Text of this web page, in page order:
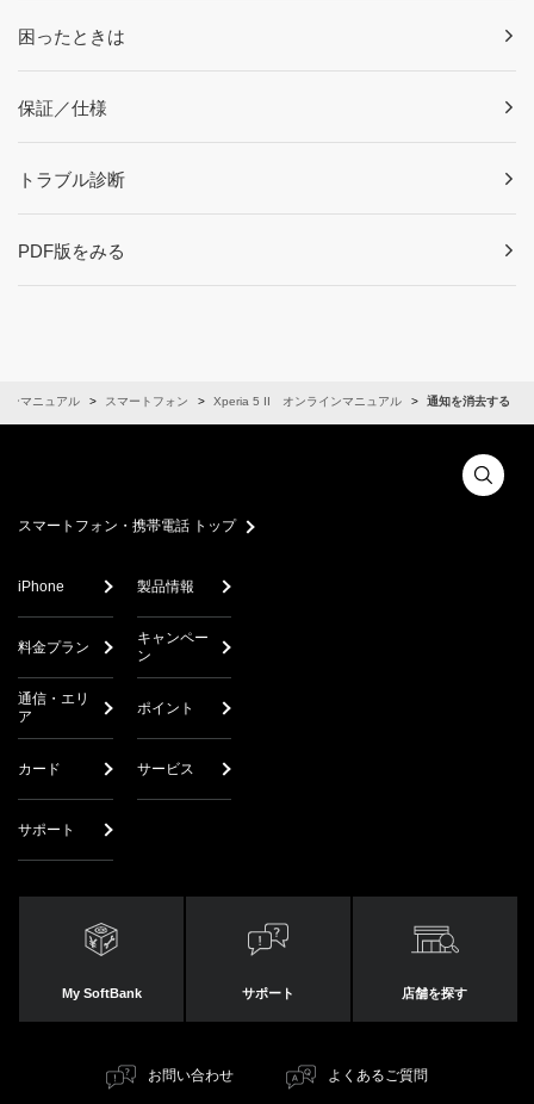
困ったときは
保証／仕様
トラブル診断
PDF版をみる
ンマニュアル スマートフォン Xperia 5 II オンラインマニュアル 通知を消去する
スマートフォン・携帯電話 トップ
iPhone 製品情報
料金プラン
キャンペー
ン
通信・エリ
ア
ポイント
カード サービス
サポート
My SoftBank サポート 店舗を探す
お問い合わせ よくあるご質問